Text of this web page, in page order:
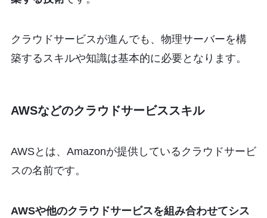
クラウドサービスが進んでも、物理サーバーを構
築するスキルや知識は基本的に必要となります。
AWSなどのクラウドサービススキル
AWSとは、Amazonが提供しているクラウドサービ
スの名前です。
AWSや他のクラウドサービスを組み合わせてシス